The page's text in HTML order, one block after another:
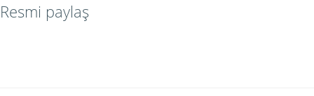
Resmi paylaş